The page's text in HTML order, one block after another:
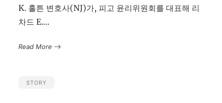
K. 홀튼 변호사(NJ)가, 피고 윤리위원회를 대표해 리
차드 E.…
Read More
STORY